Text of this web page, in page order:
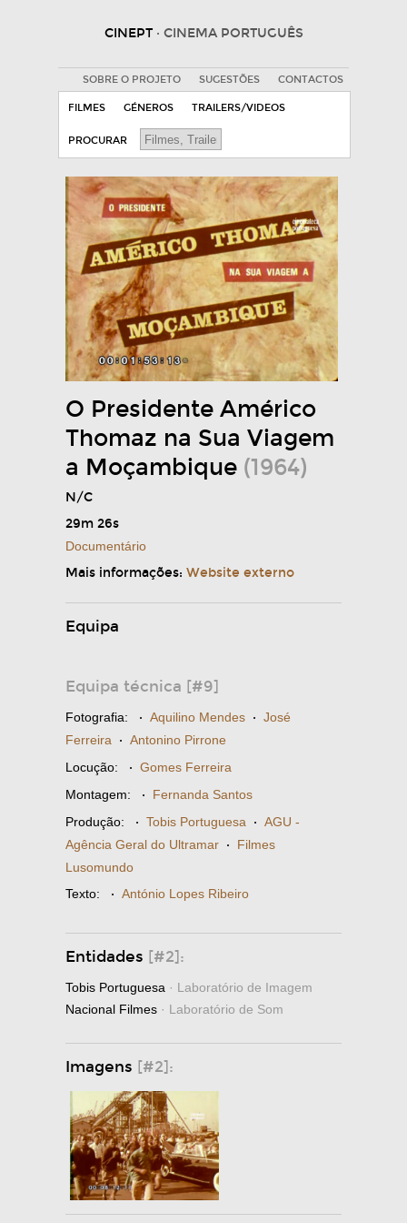
CINEPT · CINEMA PORTUGUÊS
SOBRE O PROJETO SUGESTÕES CONTACTOS
FILMES GÉNEROS TRAILERS/VIDEOS
PROCURAR
O Presidente Américo
Thomaz na Sua Viagem
a Moçambique (1964)
N/C
29m 26s
Documentário
Mais informações: Website externo
Equipa
Equipa técnica [#9]
Fotografia: · Aquilino Mendes · José
Ferreira · Antonino Pirrone
Locução: · Gomes Ferreira
Montagem: · Fernanda Santos
Produção: · Tobis Portuguesa · AGU -
Agência Geral do Ultramar · Filmes
Lusomundo
Texto: · António Lopes Ribeiro
Entidades [#2]:
Tobis Portuguesa · Laboratório de Imagem
Nacional Filmes · Laboratório de Som
Imagens [#2]: